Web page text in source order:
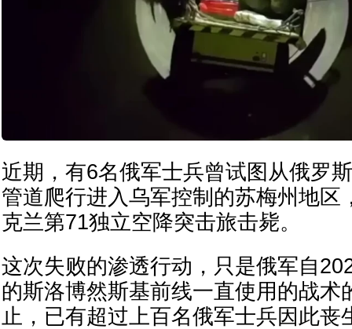
近期，有6名俄军士兵曾试图从俄罗
管道爬行进入乌军控制的苏梅州地区
克兰第71独立空降突击旅击毙。
这次失败的渗透行动，只是俄军自
的斯洛博然斯基前线一直使用的战术
止，已有超过上百名俄军士兵因此丧